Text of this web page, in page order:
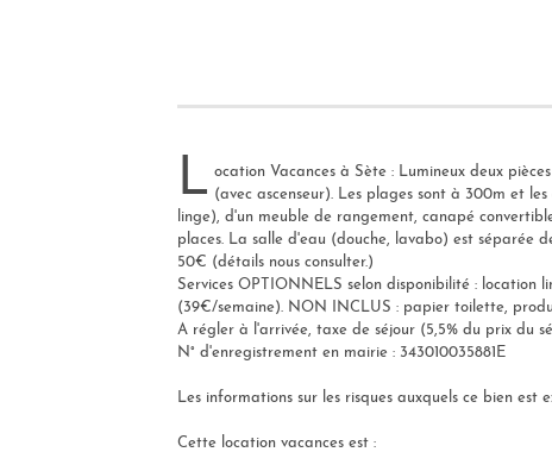
L ocation Vacances à Sète : Lumineux deux
(avec ascenseur). Les plages sont à 300m et
linge), d'un meuble de rangement, canapé
places. La salle d'eau (douche, lavabo) est séparée
50€ (détails nous consulter.)
Services OPTIONNELS selon disponibilité :
(39€/semaine). NON INCLUS : papier toilette,
A régler à l'arrivée, taxe de séjour (5,5% du prix du
N° d'enregistrement en mairie : 343010035881E
Les informations sur les risques auxquels ce bien est
Cette location vacances est :